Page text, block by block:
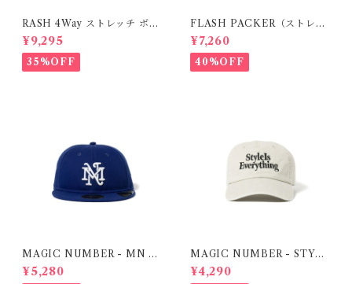
RASH 4Way ストレッチ ボー
ドショーツ
¥9,295
35%OFF
FLASH PACKER（ストレッ
チ・ハイブリッド ボードショ
ーツ）BLACK
¥7,260
40%OFF
MAGIC NUMBER - MN N
EWERA CAP
¥5,280
MAGIC NUMBER - STYLE
IS EVERYTHING LOW CA
P
¥4,290